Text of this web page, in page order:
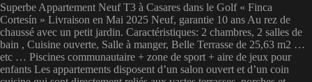
Superbe Appartement Neuf T3 à Casares dans le Golf « Finca
Cortesín » Livraison en Mai 2025 Neuf, garantie 10 ans Au rez de
chaussé avec un petit jardin. Caractéristiques: 2 chambres, 2 salles de
bain , Cuisine ouverte, Salle à manger, Belle Terrasse de 25,63 m2 …
etc … Piscines communautaire + zone de sport + aire de jeux pour
enfants Les appartements disposent d’un salon ouvert et d’un coin